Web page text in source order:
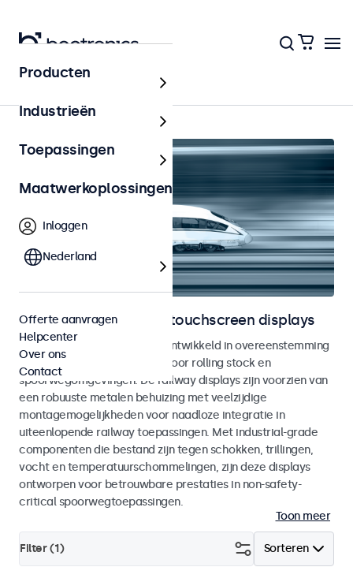
Railway
Railway monitoren en touchscreen displays
Monitoren en touchscreens ontwikkeld in overeenstemming
met EN 50155 en EN 45545-2 voor rolling stock en
spoorwegomgevingen. De railway displays zijn voorzien van
een robuuste metalen behuizing met veelzijdige
montagemogelijkheden voor naadloze integratie in
uiteenlopende railway toepassingen. Met industrial-grade
componenten die bestand zijn tegen schokken, trillingen,
vocht en temperatuurschommelingen, zijn deze displays
ontworpen voor betrouwbare prestaties in non-safety-
critical spoorwegtoepassingen.
Toon meer
Sorteren
Filter (1)
Producten
Industrieën
Toepassingen
Maatwerkoplossingen
Inloggen
Nederland
Offerte aanvragen
Helpcenter
Over ons
Contact